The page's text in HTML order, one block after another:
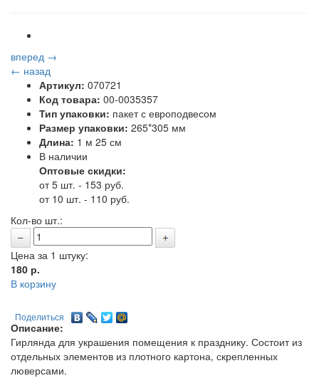
вперед →
← назад
Артикул: 070721
Код товара: 00-0035357
Тип упаковки: пакет с европодвесом
Размер упаковки: 265*305 мм
Длина: 1 м 25 см
В наличии
Оптовые скидки:
от 5 шт. - 153 руб.
от 10 шт. - 110 руб.
Кол-во шт.:
Цена за 1 штуку:
180 р.
В корзину
Поделиться
Описание:
Гирлянда для украшения помещения к празднику. Состоит из
отдельных элементов из плотного картона, скрепленных
люверсами.